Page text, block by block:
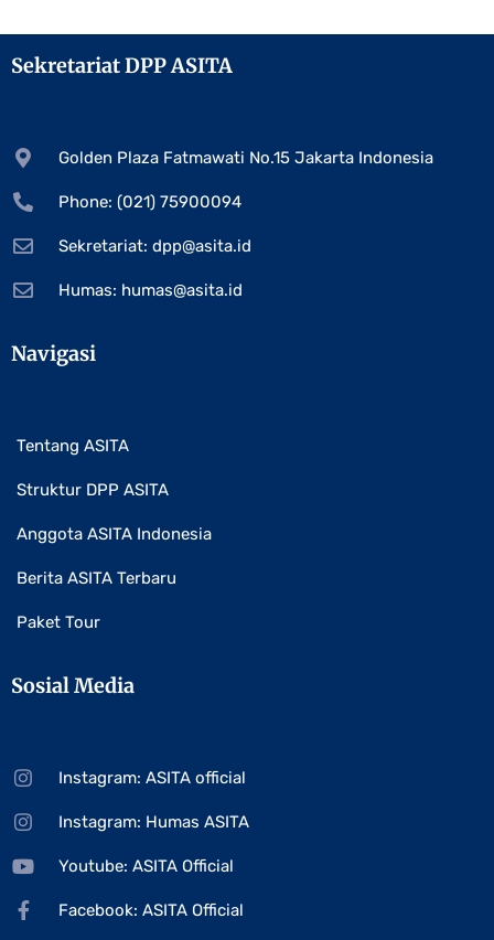
Sekretariat DPP ASITA
Golden Plaza Fatmawati No.15 Jakarta Indonesia
Phone: (021) 75900094
Sekretariat: dpp@asita.id
Humas: humas@asita.id
Navigasi
Tentang ASITA
Struktur DPP ASITA
Anggota ASITA Indonesia
Berita ASITA Terbaru
Paket Tour
Sosial Media
Instagram: ASITA official
Instagram: Humas ASITA
Youtube: ASITA Official
Facebook: ASITA Official